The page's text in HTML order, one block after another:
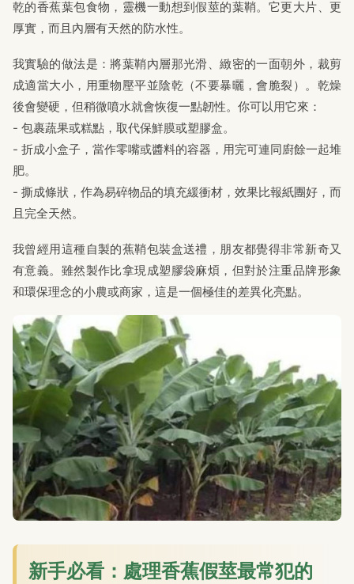
乾的香蕉葉包食物，靈機一動想到假莖的葉鞘。它更大片、更
厚實，而且內層有天然的防水性。
我實驗的做法是：將葉鞘內層那光滑、緻密的一面朝外，裁剪
成適當大小，用重物壓平並陰乾（不要暴曬，會脆裂）。乾燥
後會變硬，但稍微噴水就會恢復一點韌性。你可以用它來：
- 包裹蔬果或糕點，取代保鮮膜或塑膠盒。
- 折成小盒子，當作零嘴或醬料的容器，用完可連同廚餘一起堆
肥。
- 撕成條狀，作為易碎物品的填充緩衝材，效果比報紙團好，而
且完全天然。
我曾經用這種自製的蕉鞘包裝盒送禮，朋友都覺得非常新奇又
有意義。雖然製作比拿現成塑膠袋麻煩，但對於注重品牌形象
和環保理念的小農或商家，這是一個極佳的差異化亮點。
新手必看：處理香蕉假莖最常犯的